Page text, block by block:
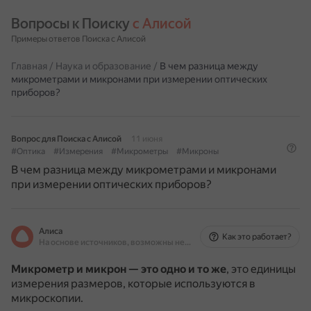
Вопросы к Поиску с Алисой
Примеры ответов Поиска с Алисой
Главная / Наука и образование / В чем разница между
микрометрами и микронами при измерении оптических
приборов?
Вопрос для Поиска с Алисой
11 июня
#Оптика
#Измерения #Микрометры #Микроны
В чем разница между микрометрами и микронами
при измерении оптических приборов?
Алиса
На основе источников, возможны неточности
Как это работает?
Микрометр и микрон — это одно и то же, это единицы
измерения размеров, которые используются в
микроскопии.